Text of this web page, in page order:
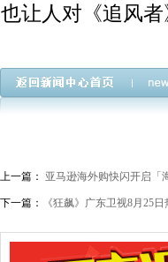
也让人对《追风者
上一篇： 亚马逊海外购快闪开启「
下一篇： 《狂飙》广东卫视8月25